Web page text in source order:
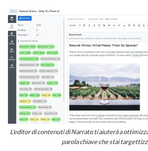
L'editor di contenuti di Narrato ti aiuterà a
parola chiave che stai